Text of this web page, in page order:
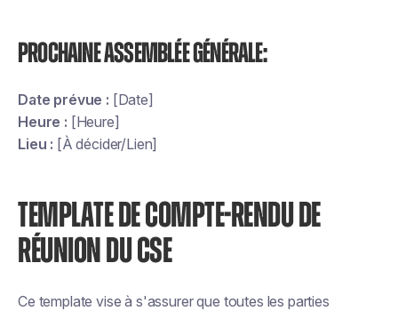
Prochaine assemblée générale:
Date prévue : [Date]
Heure : [Heure]
Lieu : [À décider/Lien]
TEMPLATE DE COMPTE-RENDU DE
RÉUNION DU CSE
Ce template vise à s'assurer que toutes les parties